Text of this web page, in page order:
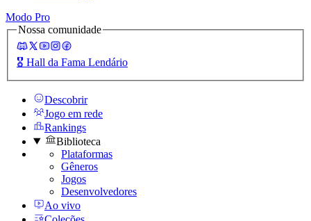
Modo Pro
Nossa comunidade
🎖️ Hall da Fama Lendário
Descobrir
Jogo em rede
Rankings
Biblioteca
Plataformas
Gêneros
Jogos
Desenvolvedores
Ao vivo